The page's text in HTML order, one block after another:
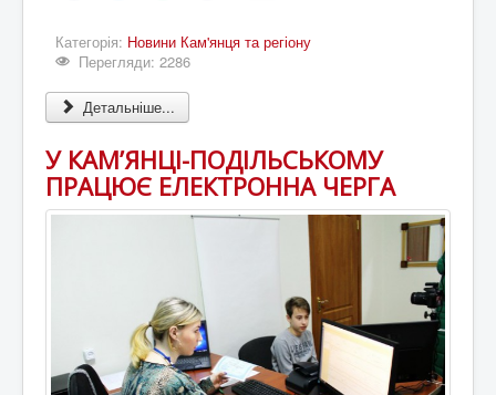
Категорія: Новини Кам'янця та регіону
Перегляди: 2286
Детальніше...
У КАМ’ЯНЦІ-ПОДІЛЬСЬКОМУ
ПРАЦЮЄ ЕЛЕКТРОННА ЧЕРГА